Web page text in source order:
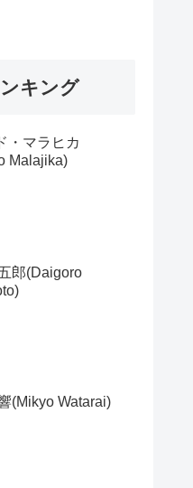
キング
・マラヒカ
Malajika)
郎(Daigoro
(Mikyo Watarai)